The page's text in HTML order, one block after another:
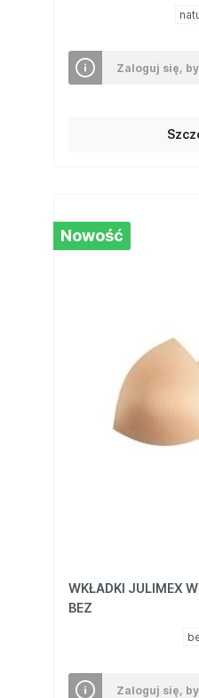
Zaloguj się,
Nowość
WKŁADKI JULIMEX
BEZ
Zaloguj się,